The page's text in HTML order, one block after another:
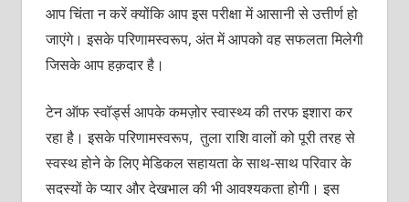
आप चिंता न करें क्योंकि आप इस परीक्षा में आसानी से उत्तीर्ण हो
जाएंगे। इसके परिणामस्वरूप, अंत में आपको वह सफलता मिलेगी
जिसके आप हक़दार है।
टेन ऑफ स्वॉर्ड्स आपके कमज़ोर स्वास्थ्य की तरफ इशारा कर
रहा है। इसके परिणामस्वरूप, तुला राशि वालों को पूरी तरह से
स्वस्थ होने के लिए मेडिकल सहायता के साथ-साथ परिवार के
सदस्यों के प्यार और देखभाल की भी आवश्यकता होगी। इस